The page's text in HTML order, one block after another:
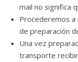
mail no significa
Procederemos
de preparación
Una vez
transporte